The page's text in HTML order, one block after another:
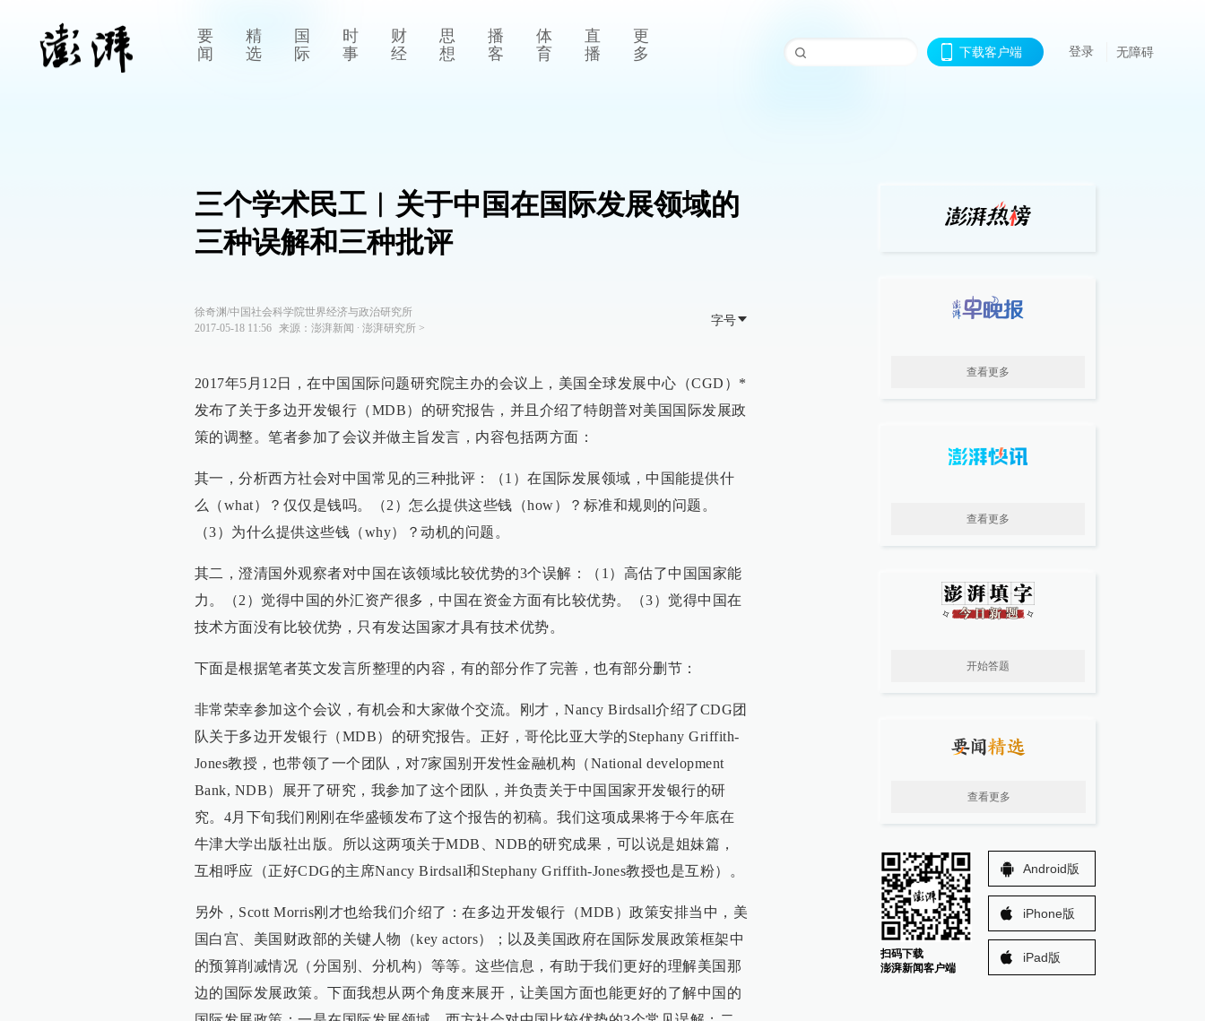
要
闻
精
选
国
际
时
事
财
经
思
想
播
客
体
育
直
播
更
多
下载客户端 登录 无障碍
三个学术民工︱关于中国在国际发展领域的
三种误解和三种批评
徐奇渊/中国社会科学院世界经济与政治研究所
2017-05-18 11:56
来源： 澎湃新闻 ∙ 澎湃研究所>
字号
2017年5月12日，在中国国际问题研究院主办的会议上，美国全球发展中心（CGD）*
发布了关于多边开发银行（MDB）的研究报告，并且介绍了特朗普对美国国际发展政
策的调整。笔者参加了会议并做主旨发言，内容包括两方面：
其一，分析西方社会对中国常见的三种批评：（1）在国际发展领域，中国能提供什
么（what）？仅仅是钱吗。（2）怎么提供这些钱（how）？标准和规则的问题。
（3）为什么提供这些钱（why）？动机的问题。
其二，澄清国外观察者对中国在该领域比较优势的3个误解：（1）高估了中国国家能
力。（2）觉得中国的外汇资产很多，中国在资金方面有比较优势。（3）觉得中国在
技术方面没有比较优势，只有发达国家才具有技术优势。
下面是根据笔者英文发言所整理的内容，有的部分作了完善，也有部分删节：
非常荣幸参加这个会议，有机会和大家做个交流。刚才，Nancy Birdsall介绍了CDG团
队关于多边开发银行（MDB）的研究报告。正好，哥伦比亚大学的Stephany Griffith-
Jones教授，也带领了一个团队，对7家国别开发性金融机构（National development
Bank, NDB）展开了研究，我参加了这个团队，并负责关于中国国家开发银行的研
究。4月下旬我们刚刚在华盛顿发布了这个报告的初稿。我们这项成果将于今年底在
牛津大学出版社出版。所以这两项关于MDB、NDB的研究成果，可以说是姐妹篇，
互相呼应（正好CDG的主席Nancy Birdsall和Stephany Griffith-Jones教授也是互粉）。
另外，Scott Morris刚才也给我们介绍了：在多边开发银行（MDB）政策安排当中，美
国白宫、美国财政部的关键人物（key actors）；以及美国政府在国际发展政策框架中
的预算削减情况（分国别、分机构）等等。这些信息，有助于我们更好的理解美国那
边的国际发展政策。下面我想从两个角度来展开，让美国方面也能更好的了解中国的
查看更多
查看更多
开始答题
查看更多
扫码下载
澎湃新闻客户端
Android版
iPhone版
iPad版